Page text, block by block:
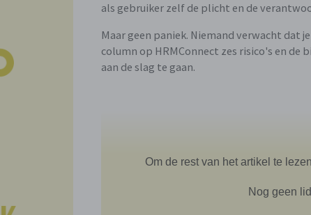
als gebruiker zelf de plicht en de
Maar geen paniek. Niemand verwacht dat
column op HRMConnect zes risico's en
aan de slag te gaan.
Om de rest van het artikel te
Nog geen